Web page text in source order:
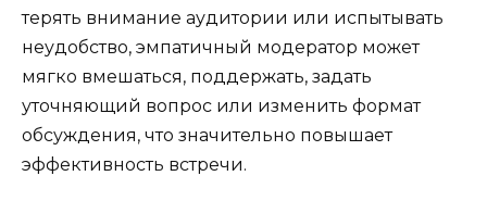
терять внимание аудитории или испытывать
неудобство, эмпатичный модератор может
мягко вмешаться, поддержать, задать
уточняющий вопрос или изменить формат
обсуждения, что значительно повышает
эффективность встречи.